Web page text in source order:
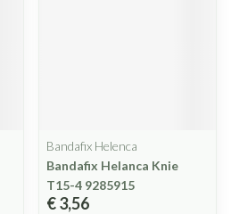
Bandafix Helenca
Bandafix Helanca Knie
T15-4 9285915
€ 3,56